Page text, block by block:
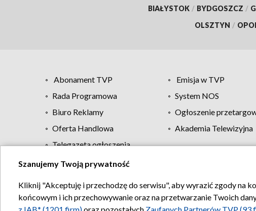
BIAŁYSTOK / BYDGOSZCZ /
OLSZTYN /
Abonament TVP Emisja w TVP
Rada Programowa
System NOS
Biuro Reklamy
Ogłoszenie
Oferta Handlowa
Akademia Telewizyjna
Telegazeta ogłoszenia
Regulamin TVP
Szanujemy Twoją prywatność
Kliknij "Akceptuję i przechodzę do serwisu", aby wyrazić zgody na
końcowym i ich przechowywanie oraz na przetwarzanie Twoich